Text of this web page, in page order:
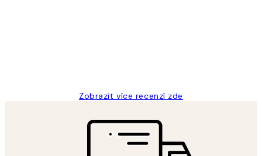
Zobrazit více recenzí zde